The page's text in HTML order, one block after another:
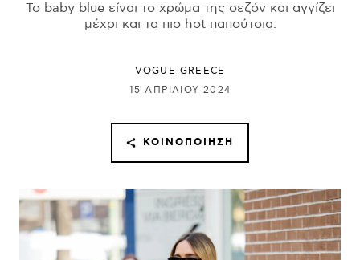
Το baby blue είναι το χρώμα της σεζόν και αγγίζει
μέχρι και τα πιο hot παπούτσια.
VOGUE GREECE
15 ΑΠΡΙΛΊΟΥ 2024
ΚΟΙΝΟΠΟΊΗΣΗ